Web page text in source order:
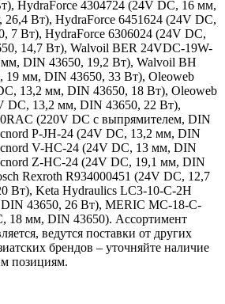
HydraForce 4304724 (24V DC, 16 мм,
26,4 Вт), HydraForce 6451624 (24V DC,
7 Вт), HydraForce 6306024 (24V DC,
14,7 Вт), Walvoil BER 24VDC-19W-
DIN 43650, 19,2 Вт), Walvoil BH
19 мм, DIN 43650, 33 Вт), Oleoweb
13,2 мм, DIN 43650, 18 Вт), Oleoweb
DC, 13,2 мм, DIN 43650, 22 Вт),
(220V DC с выпрямителем, DIN
P-JH-24 (24V DC, 13,2 мм, DIN
V-HC-24 (24V DC, 13 мм, DIN
Z-HC-24 (24V DC, 19,1 мм, DIN
Rexroth R934000451 (24V DC, 12,7
Вт), Keta Hydraulics LC3-10-C-2H
43650, 26 Вт), MERIC MC-18-C-
18 мм, DIN 43650). Ассортимент
ведутся поставки от других
брендов – уточняйте наличие
позициям.